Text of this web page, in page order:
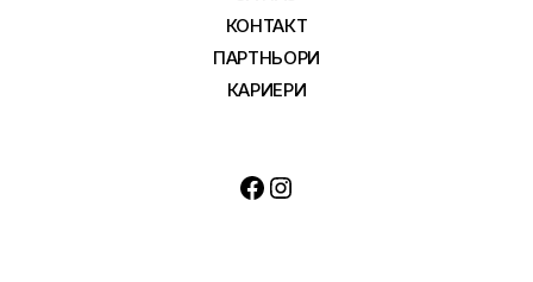
КОНТАКТ
ПАРТНЬОРИ
КАРИЕРИ